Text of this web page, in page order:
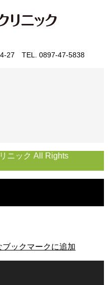
4-27 TEL. 0897-47-5838
ニック All Rights